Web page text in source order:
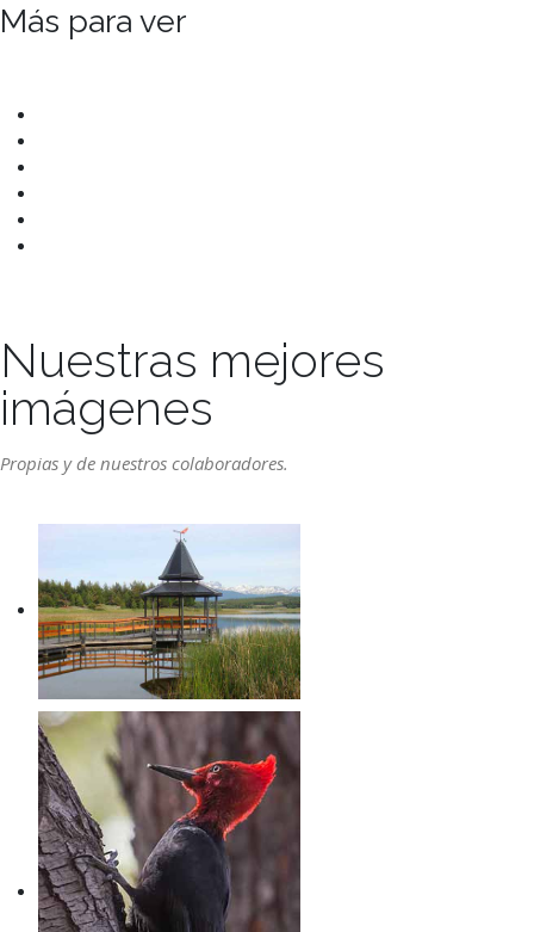
Más para ver
Nuestras mejores
imágenes
Propias y de nuestros colaboradores.